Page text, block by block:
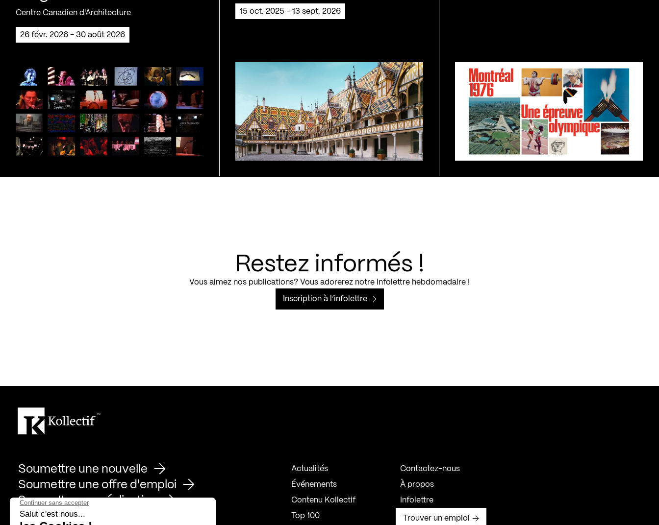
Centre Canadien d'Architecture
26 févr. 2026 - 30 août 2026
15 oct. 2025 - 13 sept. 2026
Restez informés !
Vous aimez nos publications? Vous adorerez notre infolettre hebdomadaire !
Inscription à l’infolettre
Soumettre une nouvelle
Soumettre une offre d'emploi
Soumettre une réalisation
Actualités
Événements
Contenu Kollectif
Top 100
Contactez-nous
À propos
Infolettre
Trouver un emploi